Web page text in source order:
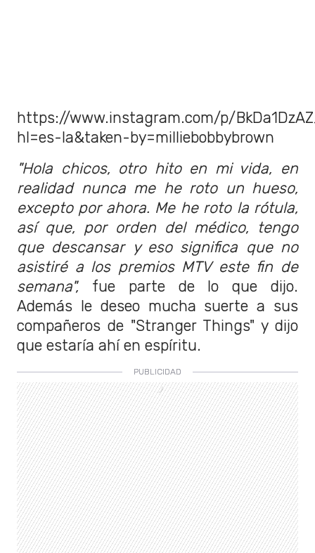
https://www.instagram.com/p/
hl=es-la&taken-by=milliebobbybrown
"Hola chicos, otro hito en mi vida, en
realidad nunca me he roto un hueso,
excepto por ahora. Me he roto la rótula,
así que, por orden del médico, tengo
que descansar y eso significa que no
asistiré a los premios MTV este fin de
semana", fue parte de lo que dijo.
Además le deseo mucha suerte a sus
compañeros de "Stranger Things" y dijo
que estaría ahí en espíritu.